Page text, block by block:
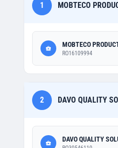
1 MOBTECO
MOBTECO
RO16109994
2 DAVO QUALITY
DAVO QUALITY